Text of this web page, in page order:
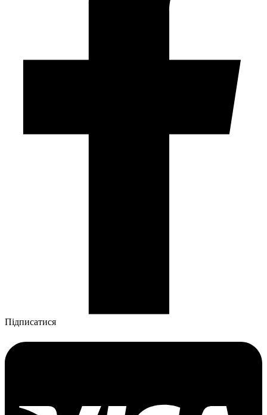
Підписатися